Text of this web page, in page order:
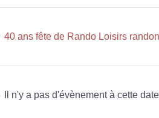
40 ans fête de Rando Loisirs
Il n'y a pas d'évènement à cette date